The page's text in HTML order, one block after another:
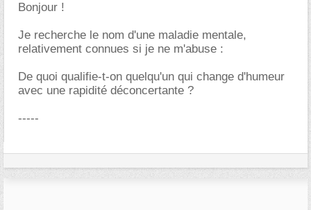
Bonjour !
Je recherche le nom d'une maladie mentale,
relativement connues si je ne m'abuse :
De quoi qualifie-t-on quelqu'un qui change d'humeur
avec une rapidité déconcertante ?
-----